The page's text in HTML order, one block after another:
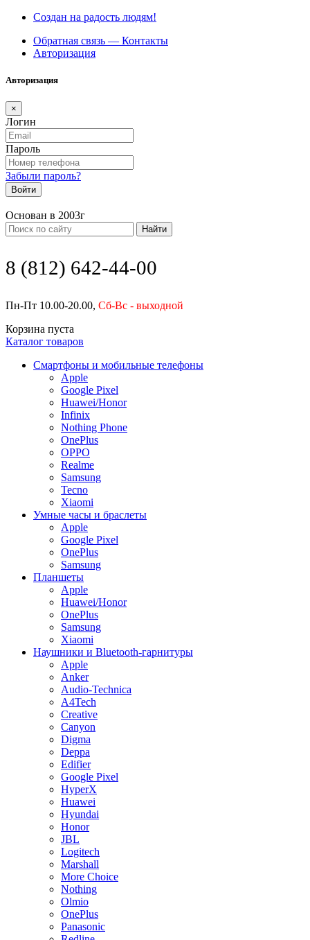
Создан на радость людям!
Обратная связь — Контакты
Авторизация
Авторизация
×
Логин
Пароль
Забыли пароль?
Войти
Основан в 2003г
Найти
8 (812) 642-44-00
Пн-Пт 10.00-20.00, Сб-Вс - выходной
Корзина пуста
Каталог товаров
Смартфоны и мобильные телефоны
Apple
Google Pixel
Huawei/Honor
Infinix
Nothing Phone
OnePlus
OPPO
Realme
Samsung
Tecno
Xiaomi
Умные часы и браслеты
Apple
Google Pixel
OnePlus
Samsung
Планшеты
Apple
Huawei/Honor
OnePlus
Samsung
Xiaomi
Наушники и Bluetooth-гарнитуры
Apple
Anker
Audio-Technica
A4Tech
Creative
Canyon
Digma
Deppa
Edifier
Google Pixel
HyperX
Huawei
Hyundai
Honor
JBL
Logitech
Marshall
More Choice
Nothing
Olmio
OnePlus
Panasonic